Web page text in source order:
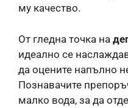
му качество.
От гледна точка на
идеално се
да оцените напълно
Познавачите
малко вода, за да